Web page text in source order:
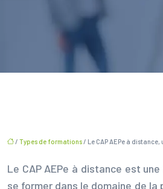
/ Types de formations/ Le CAP AEPe à
Le CAP AEPe à distance est
se former dans le domaine de